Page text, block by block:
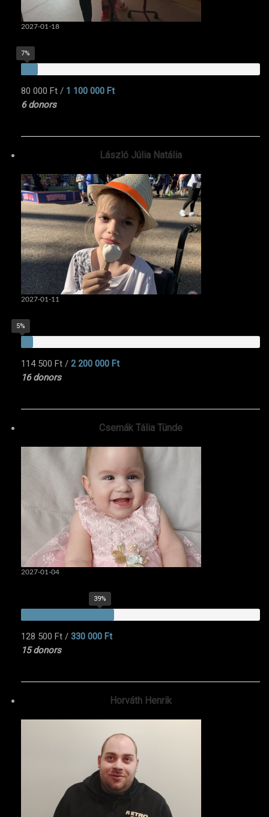
2027-01-18
7%
80 000 Ft / 1 100 000 Ft
6 donors
László Júlia Natália
2027-01-11
5%
114 500 Ft / 2 200 000 Ft
16 donors
Csemák Tália Tünde
2027-01-04
39%
128 500 Ft / 330 000 Ft
15 donors
Horváth Henrik